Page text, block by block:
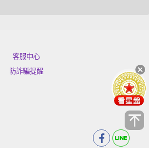
客服中心
防詐騙提醒